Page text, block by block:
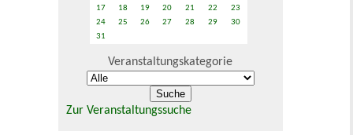
17
18 19 20 21 22
23
24
25 26 27 28 29
30
31
Veranstaltungskategorie
Zur Veranstaltungssuche